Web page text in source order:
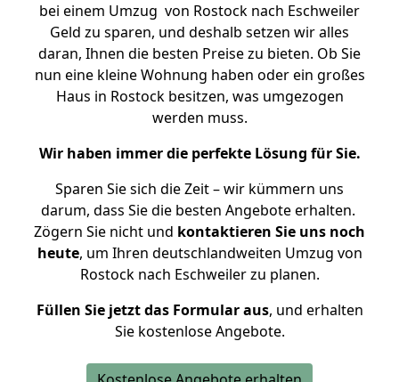
bei einem Umzug von Rostock nach Eschweiler
Geld zu sparen, und deshalb setzen wir alles
daran, Ihnen die besten Preise zu bieten. Ob Sie
nun eine kleine Wohnung haben oder ein großes
Haus in Rostock besitzen, was umgezogen
werden muss.
Wir haben immer die perfekte Lösung für Sie.
Sparen Sie sich die Zeit – wir kümmern uns
darum, dass Sie die besten Angebote erhalten.
Zögern Sie nicht und kontaktieren Sie uns noch
heute, um Ihren deutschlandweiten Umzug von
Rostock nach Eschweiler zu planen.
Füllen Sie jetzt das Formular aus, und erhalten
Sie kostenlose Angebote.